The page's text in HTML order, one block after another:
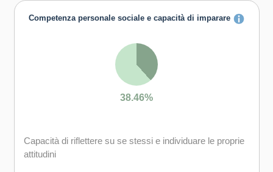
Competenza personale sociale e capacità di imparare
38.46%
Capacità di riflettere su se stessi e individuare le proprie
attitudini